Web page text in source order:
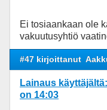
Ei tosiaankaan ole
vakuutusyhtiö
#47 kirjoittanut
Lainaus
on 14:03